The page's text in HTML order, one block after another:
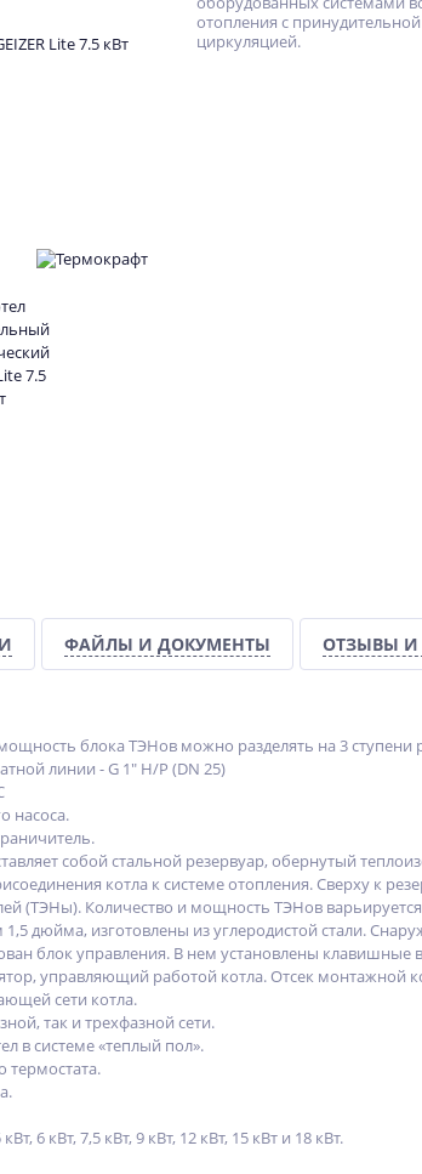
-7%
gray
%
Масляный обогреватель
ЭРМПБ-1,25
отопления с принудительной
циркуляцией.
ФАЙЛЫ И ДОКУМЕНТЫ ОТЗЫВЫ И
блока ТЭНов можно разделять на 3
линии - G 1" Н/Р (DN 25)
насоса.
собой стальной резервуар, обернутый
котла к системе отопления. Сверху к
(ТЭНы). Количество и мощность ТЭНов
дюйма, изготовлены из углеродистой стали.
блок управления. В нем установлены
управляющий работой котла. Отсек монтажной
сети котла.
так и трехфазной сети.
в системе «теплый пол».
6 кВт, 7,5 кВт, 9 кВт, 12 кВт, 15 кВт и 18 кВт.